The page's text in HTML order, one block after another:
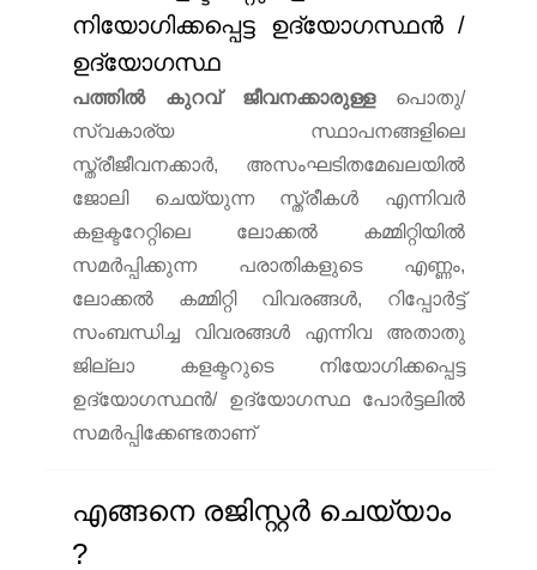
നിയോഗിക്കപ്പെട്ട ഉദ്യോഗസ്ഥൻ /
ഉദ്യോഗസ്ഥ
പത്തില്‍ കുറവ് ജീവനക്കാരുള്ള പൊതു/
സ്വകാര്യ സ്ഥാപനങ്ങളിലെ
സ്ത്രീജീവനക്കാർ, അസംഘടിതമേഖലയില്‍
ജോലി ചെയ്യുന്ന സ്ത്രീകള്‍ എന്നിവര്‍
കളക്ടറേറ്റിലെ ലോക്കല്‍ കമ്മിറ്റിയില്‍
സമർപ്പിക്കുന്ന പരാതികളുടെ എണ്ണം,
ലോക്കല്‍ കമ്മിറ്റി വിവരങ്ങള്‍, റിപ്പോർട്ട്
സംബന്ധിച്ച വിവരങ്ങള്‍ എന്നിവ അതാതു
ജില്ലാ കളക്ടറുടെ നിയോഗിക്കപ്പെട്ട
ഉദ്യോഗസ്ഥൻ/ ഉദ്യോഗസ്ഥ പോർട്ടലിൽ
സമർപ്പിക്കേണ്ടതാണ്
എങ്ങനെ രജിസ്റ്റർ ചെയ്യാം
?